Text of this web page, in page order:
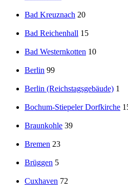
Bad Kreuznach 20
Bad Reichenhall 15
Bad Westernkotten 10
Berlin 99
Berlin (Reichstagsgebäude) 1
Bochum-Stiepeler Dorfkirche
Braunkohle 39
Bremen 23
Brüggen 5
Cuxhaven 72